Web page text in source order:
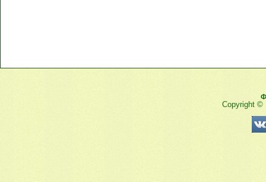
Copyright ©